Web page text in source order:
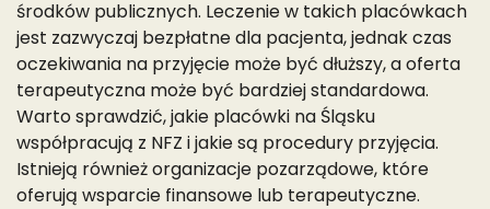
środków publicznych. Leczenie w takich placówkach
jest zazwyczaj bezpłatne dla pacjenta, jednak czas
oczekiwania na przyjęcie może być dłuższy, a oferta
terapeutyczna może być bardziej standardowa.
Warto sprawdzić, jakie placówki na Śląsku
współpracują z NFZ i jakie są procedury przyjęcia.
Istnieją również organizacje pozarządowe, które
oferują wsparcie finansowe lub terapeutyczne.